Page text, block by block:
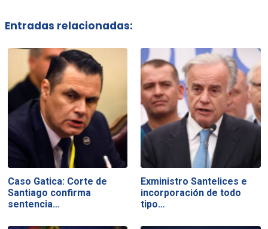
Entradas relacionadas:
Caso Gatica: Corte de
Santiago confirma
sentencia…
Exministro Santelices e
incorporación de todo
tipo…